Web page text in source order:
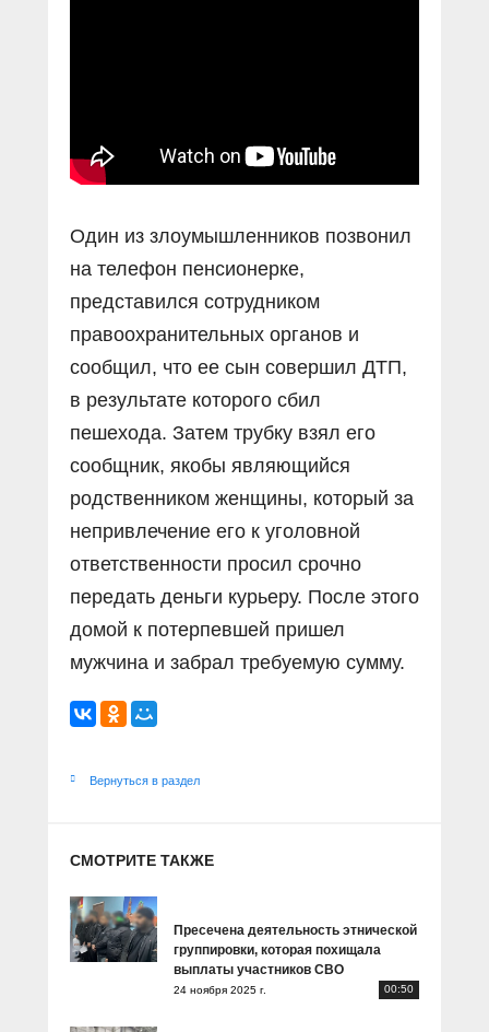
Один из злоумышленников позвонил
на телефон пенсионерке,
представился сотрудником
правоохранительных органов и
сообщил, что ее сын совершил ДТП,
в результате которого сбил
пешехода. Затем трубку взял его
сообщник, якобы являющийся
родственником женщины, который за
непривлечение его к уголовной
ответственности просил срочно
передать деньги курьеру. После этого
домой к потерпевшей пришел
мужчина и забрал требуемую сумму.
Вернуться в раздел
СМОТРИТЕ ТАКЖЕ
Пресечена деятельность этнической
группировки, которая похищала
выплаты участников СВО
24 ноября 2025 г. 00:50